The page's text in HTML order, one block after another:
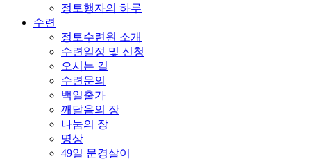
정토행자의 하루
수련
정토수련원 소개
수련일정 및 신청
오시는 길
수련문의
백일출가
깨달음의 장
나눔의 장
명상
49일 문경살이